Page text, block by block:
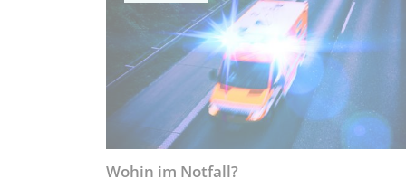
Wohin im Notfall?